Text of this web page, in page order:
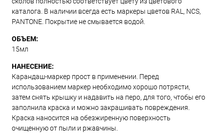
каталога. В наличии всегда есть маркеры цветов RAL, NCS,
PANTONE. Покрытие не смывается водой.
ОБЪЕМ:
15мл
НАНЕСЕНИЕ:
Карандаш-маркер прост в применении. Перед
использованием маркер необходимо хорошо потрясти,
затем снять крышку и надавить на перо, для того, чтобы его
заполнила краска и можно закрашивать повреждения.
Краска наносится на обезжиренную поверхность
очищенную от пыли и ржавчины.